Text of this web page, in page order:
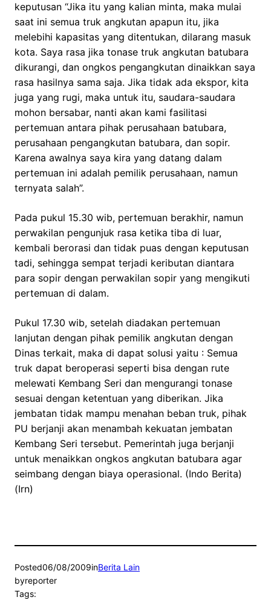
keputusan “Jika itu yang kalian minta, maka mulai
saat ini semua truk angkutan apapun itu, jika
melebihi kapasitas yang ditentukan, dilarang masuk
kota. Saya rasa jika tonase truk angkutan batubara
dikurangi, dan ongkos pengangkutan dinaikkan saya
rasa hasilnya sama saja. Jika tidak ada ekspor, kita
juga yang rugi, maka untuk itu, saudara-saudara
mohon bersabar, nanti akan kami fasilitasi
pertemuan antara pihak perusahaan batubara,
perusahaan pengangkutan batubara, dan sopir.
Karena awalnya saya kira yang datang dalam
pertemuan ini adalah pemilik perusahaan, namun
ternyata salah”.
Pada pukul 15.30 wib, pertemuan berakhir, namun
perwakilan pengunjuk rasa ketika tiba di luar,
kembali berorasi dan tidak puas dengan keputusan
tadi, sehingga sempat terjadi keributan diantara
para sopir dengan perwakilan sopir yang mengikuti
pertemuan di dalam.
Pukul 17.30 wib, setelah diadakan pertemuan
lanjutan dengan pihak pemilik angkutan dengan
Dinas terkait, maka di dapat solusi yaitu : Semua
truk dapat beroperasi seperti bisa dengan rute
melewati Kembang Seri dan mengurangi tonase
sesuai dengan ketentuan yang diberikan. Jika
jembatan tidak mampu menahan beban truk, pihak
PU berjanji akan menambah kekuatan jembatan
Kembang Seri tersebut. Pemerintah juga berjanji
untuk menaikkan ongkos angkutan batubara agar
seimbang dengan biaya operasional. (Indo Berita)
(Irn)
Posted06/08/2009inBerita Lain
byreporter
Tags: